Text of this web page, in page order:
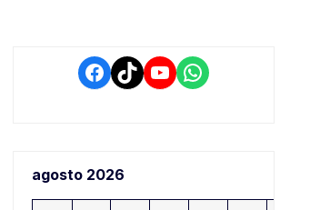
Facebook
TikTokYouTube
WhatsApp
agosto 2026